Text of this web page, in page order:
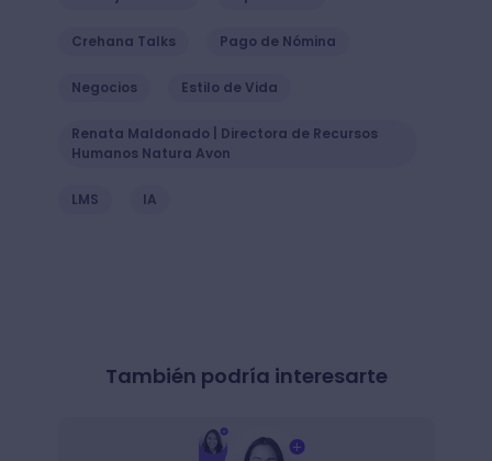
Crehana Talks Pago de Nómina
Negocios Estilo de Vida
Renata Maldonado | Directora de Recursos
Humanos Natura Avon
LMS IA
También podría interesarte